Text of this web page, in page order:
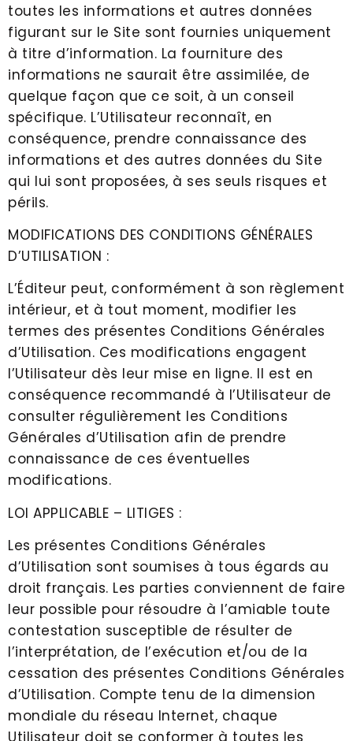
toutes les informations et autres données
figurant sur le Site sont fournies uniquement
à titre d’information. La fourniture des
informations ne saurait être assimilée, de
quelque façon que ce soit, à un conseil
spécifique. L’Utilisateur reconnaît, en
conséquence, prendre connaissance des
informations et des autres données du Site
qui lui sont proposées, à ses seuls risques et
périls.
MODIFICATIONS DES CONDITIONS GÉNÉRALES
D’UTILISATION :
L’Éditeur peut, conformément à son règlement
intérieur, et à tout moment, modifier les
termes des présentes Conditions Générales
d’Utilisation. Ces modifications engagent
l’Utilisateur dès leur mise en ligne. Il est en
conséquence recommandé à l’Utilisateur de
consulter régulièrement les Conditions
Générales d’Utilisation afin de prendre
connaissance de ces éventuelles
modifications.
LOI APPLICABLE – LITIGES :
Les présentes Conditions Générales
d’Utilisation sont soumises à tous égards au
droit français. Les parties conviennent de faire
leur possible pour résoudre à l’amiable toute
contestation susceptible de résulter de
l’interprétation, de l’exécution et/ou de la
cessation des présentes Conditions Générales
d’Utilisation. Compte tenu de la dimension
mondiale du réseau Internet, chaque
Utilisateur doit se conformer à toutes les